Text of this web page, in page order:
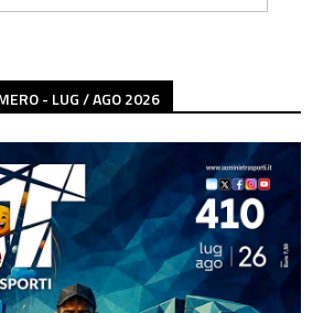
- LUG / AGO 2026